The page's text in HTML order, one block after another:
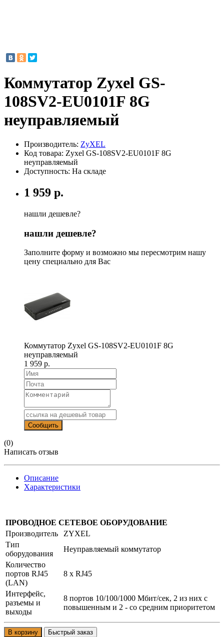
Коммутатор Zyxel GS-
108SV2-EU0101F 8G
неуправляемый
Производитель: ZyXEL
Код товара: Zyxel GS-108SV2-EU0101F 8G
неуправляемый
Доступность: На складе
1 959 р.
нашли дешевле?
нашли дешевле?
Заполните форму и возможно мы пересмотрим нашу
цену специально для Вас
Коммутатор Zyxel GS-108SV2-EU0101F 8G
неуправляемый
1 959 р.
(0)
Написать отзыв
Описание
Характеристики
ПРОВОДНОЕ СЕТЕВОЕ ОБОРУДОВАНИЕ
Производитель
ZYXEL
Тип
оборудования
Неуправляемый коммутатор
Количество
портов RJ45
(LAN)
8 x RJ45
Интерфейс,
разъемы и
выходы
8 портов 10/100/1000 Мбит/сек, 2 из них с
повышенным и 2 - со средним приоритетом
В корзину